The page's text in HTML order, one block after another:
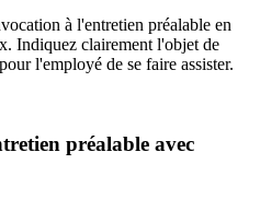
à l'entretien préalable en
Indiquez clairement l'objet de
l'employé de se faire assister.
préalable avec